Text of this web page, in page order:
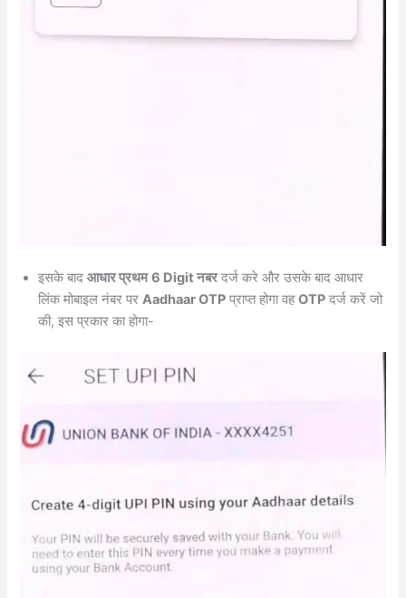
इसके बादआधार प्रथम 6 Digit नबरदर्ज करे और उसके बाद आधार
लिंक मोबाइल नंबर परAadhaar OTP प्राप्त होगा वहOTP दर्ज करें जो
की, इस प्रकार का होगा-